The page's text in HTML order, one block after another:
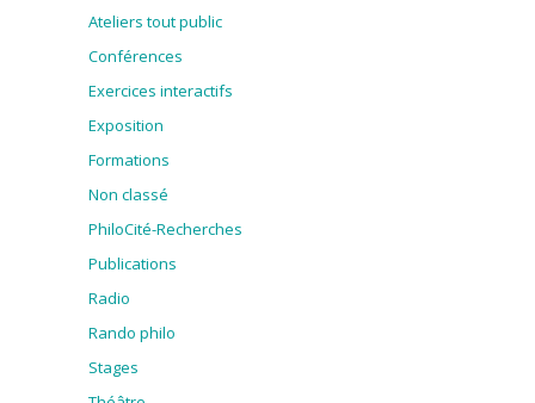
Ateliers tout public
Conférences
Exercices interactifs
Exposition
Formations
Non classé
PhiloCité-Recherches
Publications
Radio
Rando philo
Stages